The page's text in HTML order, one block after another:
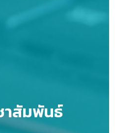
าสัมพันธ์